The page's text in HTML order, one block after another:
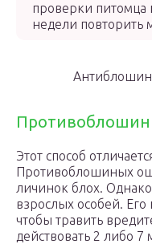
проверки питомца
недели
Этот способ
Противоблошиных
личинок блох.
взрослых особей.
чтобы травить
действовать 2 либо 7